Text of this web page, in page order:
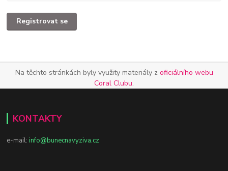
Registrovat se
Na těchto stránkách byly využity materiály z oficiálního webu
Coral Clubu.
KONTAKTY
e-mail:info@bunecnavyziva.cz